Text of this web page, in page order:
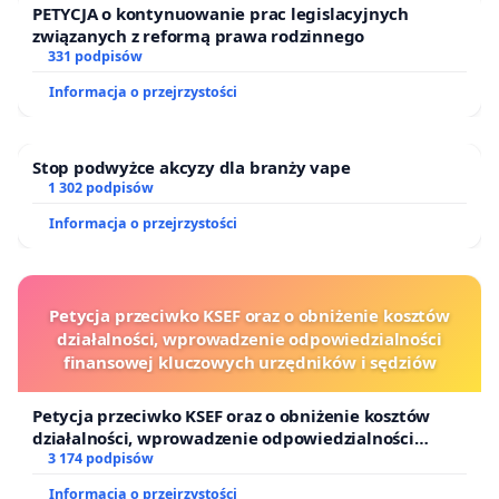
PETYCJA o kontynuowanie prac legislacyjnych
związanych z reformą prawa rodzinnego
331 podpisów
Informacja o przejrzystości
Stop podwyżce akcyzy dla branży vape
1 302 podpisów
Informacja o przejrzystości
Petycja przeciwko KSEF oraz o obniżenie kosztów
działalności, wprowadzenie odpowiedzialności
finansowej kluczowych urzędników i sędziów
Petycja przeciwko KSEF oraz o obniżenie kosztów
działalności, wprowadzenie odpowiedzialności
finansowej kluczowych urzędników i sędziów
3 174 podpisów
Informacja o przejrzystości